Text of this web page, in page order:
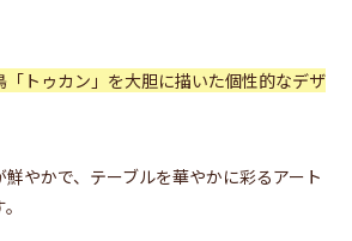
「トゥカン」を大胆に描いた個性的なデザ
やかで、テーブルを華やかに彩るアート